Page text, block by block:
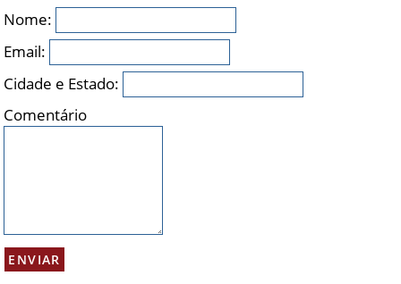
Nome:
Email:
Cidade e Estado:
Comentário